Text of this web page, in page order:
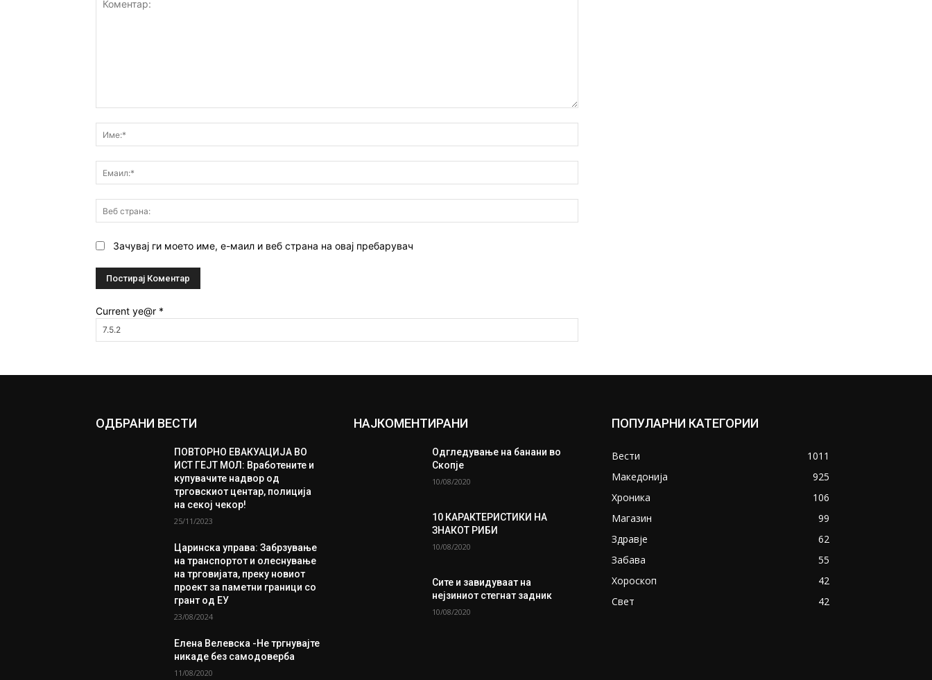
страна:
Зачувај ги моето име, е-маил и веб страна на овај пребарувач
Current ye@r *
ОДБРАНИ ВЕСТИ
ПОВТОРНО ЕВАКУАЦИЈА ВО
ИСТ ГЕЈТ МОЛ: Вработените и
купувачите надвор од
трговскиот центар, полиција
на секој чекор!
25/11/2023
Царинска управа: Забрзување
на транспортот и олеснување
на трговијата, преку новиот
проект за паметни граници со
грант од ЕУ
23/08/2024
Елена Велевска -Не тргнувајте
никаде без самодоверба
11/08/2020
НАЈКОМЕНТИРАНИ
Одгледување на банани во
Скопје
10/08/2020
10 КАРАКТЕРИСТИКИ НА
ЗНАКОТ РИБИ
10/08/2020
Сите и завидуваат на
нејзиниот стегнат задник
10/08/2020
ПОПУЛАРНИ КАТЕГОРИИ
Вести
1011
Македонија
925
Хроника
106
Магазин
99
Здравје
62
Забава
55
Хороскоп
42
Свет
42